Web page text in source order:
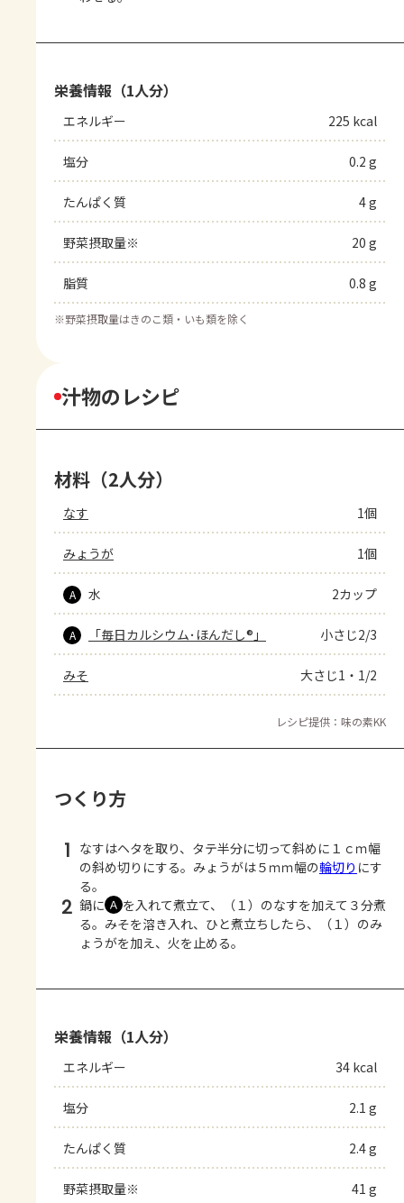
栄養情報（1人分）
エネルギー 225 kcal
塩分 0.2 g
たんぱく質 4 g
野菜摂取量※ 20 g
脂質 0.8 g
※野菜摂取量はきのこ類・いも類を除く
汁物のレシピ
材料（2人分）
なす 1個
みょうが 1個
A 水 2カップ
A 「毎日カルシウム･ほんだし®」 小さじ2/3
みそ 大さじ1・1/2
レシピ提供：味の素KK
つくり方
1 なすはヘタを取り、タテ半分に切って斜めに１ｃｍ幅
の斜め切りにする。みょうがは５ｍｍ幅の輪切り にす
る。
2 鍋に Ａ を入れて煮立て、（１）のなすを加えて３分煮
る。みそを溶き入れ、ひと煮立ちしたら、（１）のみ
ょうがを加え、火を止める。
栄養情報（1人分）
エネルギー 34 kcal
塩分 2.1 g
たんぱく質 2.4 g
野菜摂取量※ 41 g